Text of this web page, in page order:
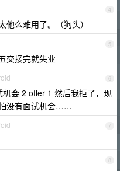
4
么难用了。（狗头）
5
交接完就失业
6
会 2 offer 1 然后我拒了，现
没有面试机会……
7
8